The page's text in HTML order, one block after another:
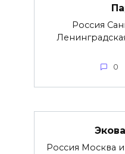
Россия
0
Россия Москва